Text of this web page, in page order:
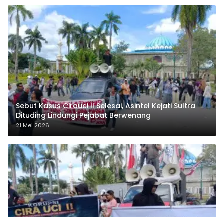
Sebut Kasus Cirauci II Selesai, Asintel Kejati Sultra
Dituding Lindungi Pejabat Berwenang
21 Mei 2026